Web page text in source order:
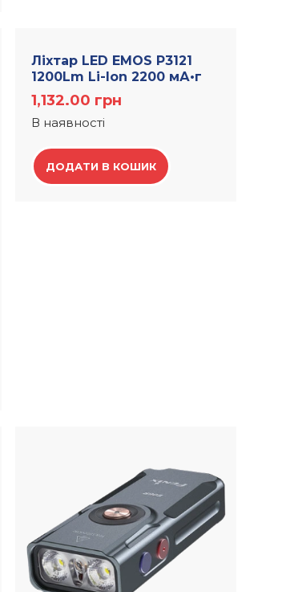
Лiхтар LED EMOS P3121
1200Lm Li-Ion 2200 мА•г
1,132.00 грн
В наявності
ДОДАТИ В КОШИК